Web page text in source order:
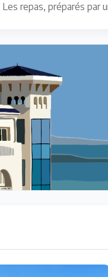
Les repas, préparés par